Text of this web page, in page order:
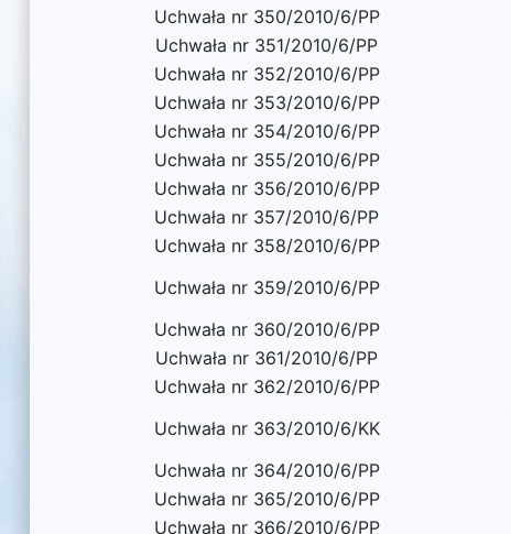
Uchwała nr 350/2010/6/PP
Uchwała nr 351/2010/6/PP
Uchwała nr 352/2010/6/PP
Uchwała nr 353/2010/6/PP
Uchwała nr 354/2010/6/PP
Uchwała nr 355/2010/6/PP
Uchwała nr 356/2010/6/PP
Uchwała nr 357/2010/6/PP
Uchwała nr 358/2010/6/PP
Uchwała nr 359/2010/6/PP
Uchwała nr 360/2010/6/PP
Uchwała nr 361/2010/6/PP
Uchwała nr 362/2010/6/PP
Uchwała nr 363/2010/6/KK
Uchwała nr 364/2010/6/PP
Uchwała nr 365/2010/6/PP
Uchwała nr 366/2010/6/PP